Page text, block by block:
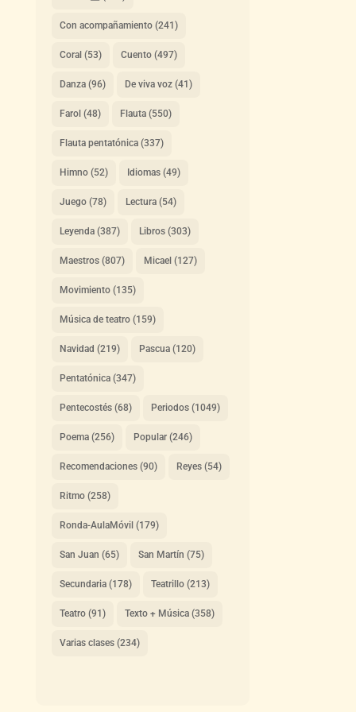
Con acompañamiento(241)
Coral (53) Cuento(497)
Danza(96) De viva voz(41)
Farol (48) Flauta(550)
Flauta pentatónica(337)
Himno(52) Idiomas(49)
Juego(78) Lectura(54)
Leyenda(387) Libros(303)
Maestros(807) Micael (127)
Movimiento(135)
Música de teatro(159)
Navidad (219) Pascua(120)
Pentatónica(347)
Pentecostés(68) Periodos(1049)
Poema(256) Popular(246)
Recomendaciones(90) Reyes(54)
Ritmo(258)
Ronda-AulaMóvil (179)
San Juan (65) San Martín (75)
Secundaria(178) Teatrillo(213)
Teatro(91) Texto + Música(358)
Varias clases(234)